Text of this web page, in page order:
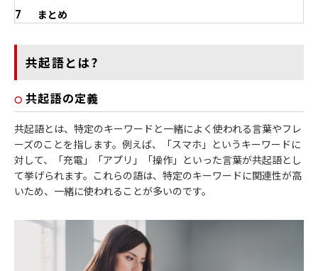
7 まとめ
共起語とは?
共起語の定義
共起語とは、特定のキーワードと一緒によく使われる言葉やフレ
ーズのことを指します。例えば、「スマホ」というキーワードに
対して、「充電」「アプリ」「操作」といった言葉が共起語とし
て挙げられます。これらの語は、特定のキーワードに関連性が高
いため、一緒に使われることが多いのです。